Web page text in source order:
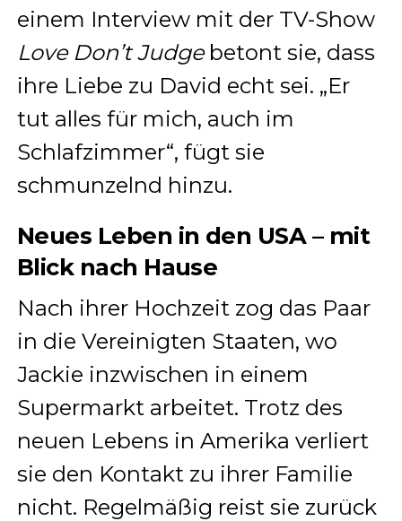
einem Interview mit der TV-Show
Love Don’t Judgebetont sie, dass
ihre Liebe zu David echt sei. „Er
tut alles für mich, auch im
Schlafzimmer“, fügt sie
schmunzelnd hinzu.
Neues Leben in den USA – mit
Blick nach Hause
Nach ihrer Hochzeit zog das Paar
in die Vereinigten Staaten, wo
Jackie inzwischen in einem
Supermarkt arbeitet. Trotz des
neuen Lebens in Amerika verliert
sie den Kontakt zu ihrer Familie
nicht. Regelmäßig reist sie zurück